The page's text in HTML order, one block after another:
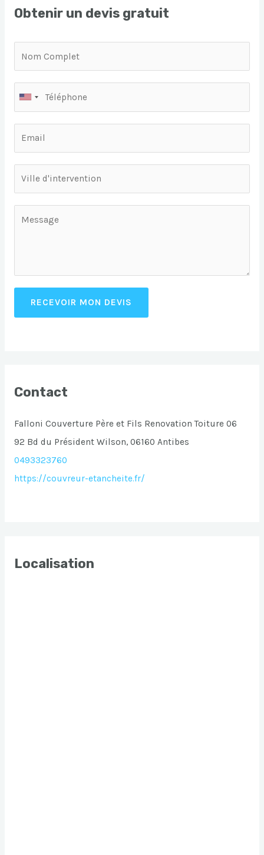
Obtenir un devis gratuit
RECEVOIR MON DEVIS
Contact
Falloni Couverture Père et Fils Renovation Toiture 06
92 Bd du Président Wilson, 06160 Antibes
0493323760
https://couvreur-etancheite.fr/
Localisation